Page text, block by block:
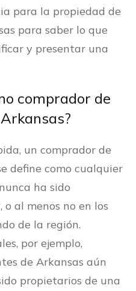
para la propiedad de
para saber lo que
y presentar una
comprador de
un comprador de
define como cualquier
ha sido
al menos no en los
de la región.
por ejemplo,
de Arkansas aún
propietarios de una